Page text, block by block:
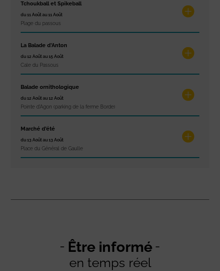
Tchoukball et Spikeball
du 11 Août au 11 Août
Plage du passous
La Balade d’Anton
du 12 Août au 15 Août
Cale du Passous
Balade ornithologique
du 12 Août au 12 Août
Pointe d'Agon (parking de la ferme Borde)
Marché d’été
du 13 Août au 13 Août
Place du Général de Gaulle
Être informé
en temps réel